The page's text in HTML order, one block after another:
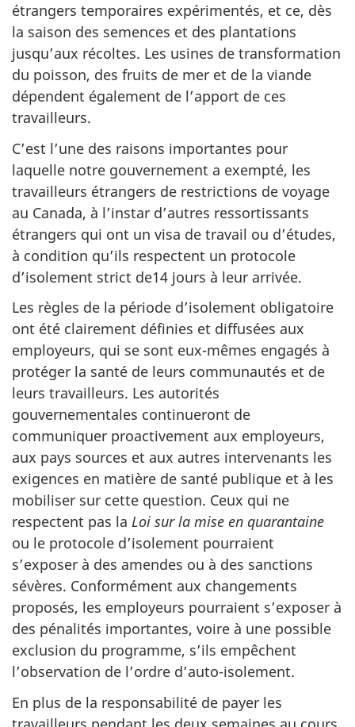
étrangers temporaires expérimentés, et ce, dès
la saison des semences et des plantations
jusqu’aux récoltes. Les usines de transformation
du poisson, des fruits de mer et de la viande
dépendent également de l’apport de ces
travailleurs.
C’est l’une des raisons importantes pour
laquelle notre gouvernement a exempté, les
travailleurs étrangers de restrictions de voyage
au Canada, à l’instar d’autres ressortissants
étrangers qui ont un visa de travail ou d’études,
à condition qu’ils respectent un protocole
d’isolement strict de14 jours à leur arrivée.
Les règles de la période d’isolement obligatoire
ont été clairement définies et diffusées aux
employeurs, qui se sont eux-mêmes engagés à
protéger la santé de leurs communautés et de
leurs travailleurs. Les autorités
gouvernementales continueront de
communiquer proactivement aux employeurs,
aux pays sources et aux autres intervenants les
exigences en matière de santé publique et à les
mobiliser sur cette question. Ceux qui ne
respectent pas la Loi sur la mise en quarantaine
ou le protocole d’isolement pourraient
s’exposer à des amendes ou à des sanctions
sévères. Conformément aux changements
proposés, les employeurs pourraient s’exposer à
des pénalités importantes, voire à une possible
exclusion du programme, s’ils empêchent
l’observation de l’ordre d’auto-isolement.
En plus de la responsabilité de payer les